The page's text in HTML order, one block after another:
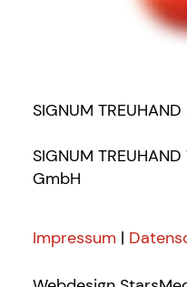
SIGNUM
SIGNUM
GmbH
Impressum |